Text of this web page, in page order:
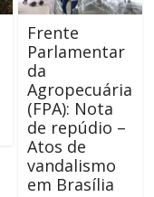
Frente
Parlamentar
da
Agropecuária
(FPA): Nota
de repúdio –
Atos de
vandalismo
em Brasília